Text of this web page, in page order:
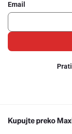
Email
Kupujte preko